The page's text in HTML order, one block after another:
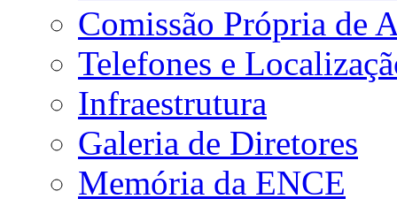
Comissão Própria de
Telefones e
Infraestrutura
Galeria de Diretores
Memória da ENCE